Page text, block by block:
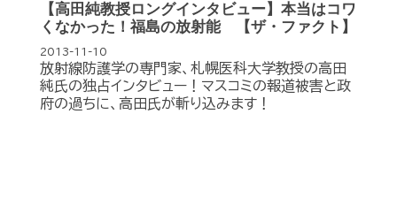
【高田純教授ロングインタビュー】本当はコワ
くなかった！福島の放射能 【ザ・ファクト】
2013-11-10
放射線防護学の専門家、札幌医科大学教授の高田
純氏の独占インタビュー！マスコミの報道被害と政
府の過ちに、高田氏が斬り込みます！